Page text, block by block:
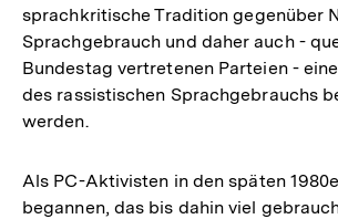
sprachkritische Tradition gegenüber
Sprachgebrauch und daher auch -
Bundestag vertretenen Parteien -
des rassistischen Sprachgebrauchs
werden.
Als PC-Aktivisten in den späten
begannen, das bis dahin viel